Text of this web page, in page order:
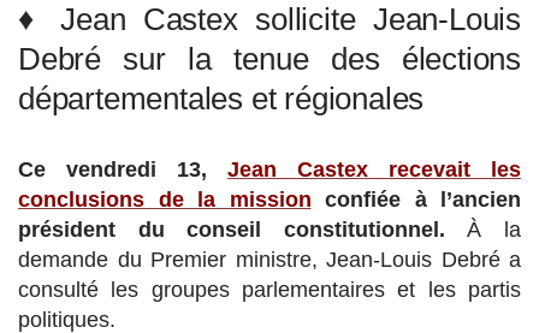
♦ Jean Castex sollicite Jean-Louis
Debré sur la tenue des élections
départementales et régionales
Ce vendredi 13, Jean Castex recevait les
conclusions de la mission confiée à l’ancien
président du conseil constitutionnel. À la
demande du Premier ministre, Jean-Louis Debré a
consulté les groupes parlementaires et les partis
politiques.